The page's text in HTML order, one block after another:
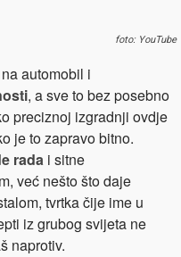
foto: YouTube
automobil i
, a sve to bez posebno
preciznoj izgradnji ovdje
je to zapravo bitno.
radai sitne
već nešto što daje
tvrtka čije ime u
iz grubog svijeta ne
naprotiv.